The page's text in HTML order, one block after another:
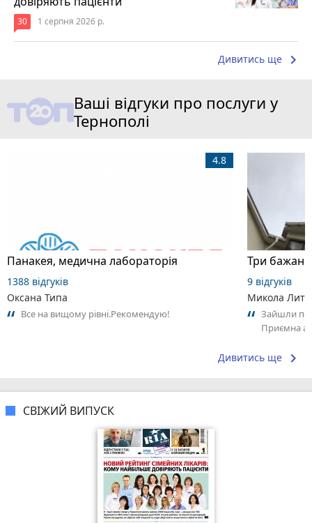
30 1 серпня 2026 р.
Дивитись ще keyboard_arrow_right
Ваші відгуки про послуги у
Тернополі
Панакея, медична лабораторія
4.8
1388 відгуків
Оксана Типа
Все на вищому рівні.Рекомендую!
9 відгуків
Микола
Зайшли
Приємна
Дивитись ще keyboard_arrow_right
СВІЖИЙ ВИПУСК